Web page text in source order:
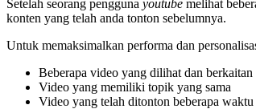
Setelah seorang pengguna youtube melihat
konten yang telah anda tonton sebelumnya.
Untuk memaksimalkan performa dan
Beberapa video yang dilihat dan
Video yang memiliki topik yang sama
Video yang telah ditonton beberapa